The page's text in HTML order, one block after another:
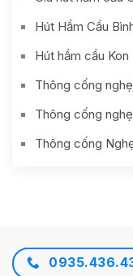
Hút Hầm Cầu
Hút hầm cầu Kon
Thông cống
Thông cống
Thông cống